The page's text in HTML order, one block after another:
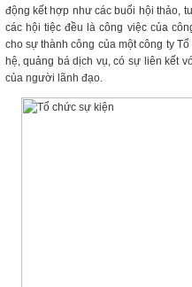
động kết hợp như các buổi hội thảo,
các hội tiệc đều là công việc của
cho sự thành công của một công ty
hệ, quảng bá dịch vụ, có sự liên kết
của người lãnh đạo.